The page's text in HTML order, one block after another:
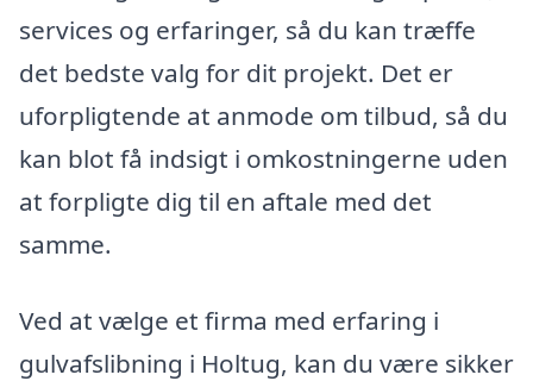
services og erfaringer, så du kan træffe
det bedste valg for dit projekt. Det er
uforpligtende at anmode om tilbud, så du
kan blot få indsigt i omkostningerne uden
at forpligte dig til en aftale med det
samme.
Ved at vælge et firma med erfaring i
gulvafslibning i Holtug, kan du være sikker